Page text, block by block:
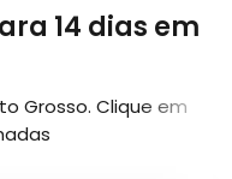
14 dias em
Grosso. Clique em